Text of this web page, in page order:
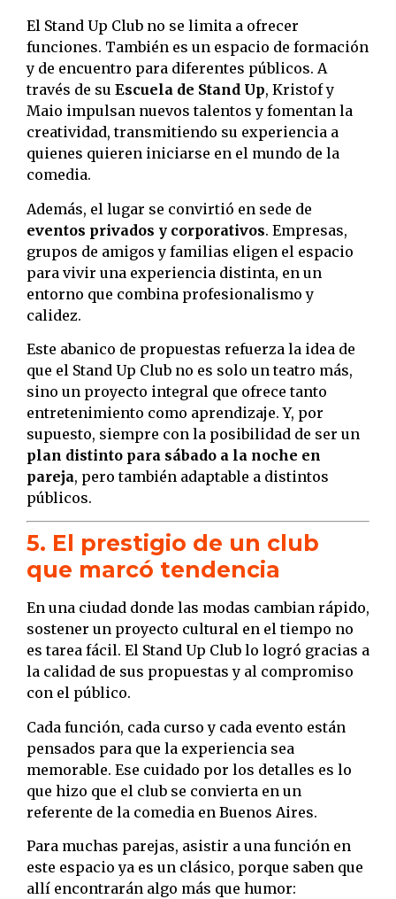
El Stand Up Club no se limita a ofrecer
funciones. También es un espacio de formación
y de encuentro para diferentes públicos. A
través de su Escuela de Stand Up, Kristof y
Maio impulsan nuevos talentos y fomentan la
creatividad, transmitiendo su experiencia a
quienes quieren iniciarse en el mundo de la
comedia.
Además, el lugar se convirtió en sede de
eventos privados y corporativos. Empresas,
grupos de amigos y familias eligen el espacio
para vivir una experiencia distinta, en un
entorno que combina profesionalismo y
calidez.
Este abanico de propuestas refuerza la idea de
que el Stand Up Club no es solo un teatro más,
sino un proyecto integral que ofrece tanto
entretenimiento como aprendizaje. Y, por
supuesto, siempre con la posibilidad de ser un
plan distinto para sábado a la noche en
pareja, pero también adaptable a distintos
públicos.
5. El prestigio de un club
que marcó tendencia
En una ciudad donde las modas cambian rápido,
sostener un proyecto cultural en el tiempo no
es tarea fácil. El Stand Up Club lo logró gracias a
la calidad de sus propuestas y al compromiso
con el público.
Cada función, cada curso y cada evento están
pensados para que la experiencia sea
memorable. Ese cuidado por los detalles es lo
que hizo que el club se convierta en un
referente de la comedia en Buenos Aires.
Para muchas parejas, asistir a una función en
este espacio ya es un clásico, porque saben que
allí encontrarán algo más que humor: